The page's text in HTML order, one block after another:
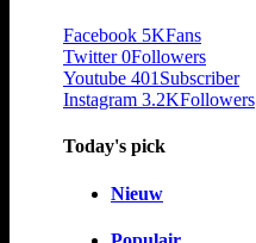
Facebook 5KFans
Twitter 0Followers
Youtube 401 Subscriber
Instagram 3.2KFollowers
Today's pick
Nieuw